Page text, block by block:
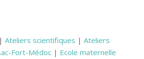
| Ateliers scientifiques | Ateliers
Fort-Médoc| Ecole maternelle